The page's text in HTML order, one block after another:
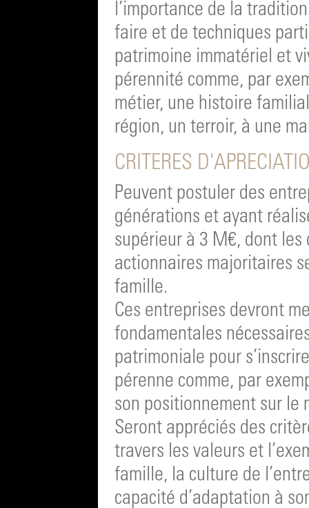
l’importance de la
faire et de techniques
patrimoine immatériel et
pérennité comme, par
métier, une histoire
région, un terroir, à une
CRITERES
Peuvent postuler des
générations et ayant
supérieur à 3 M€, dont
actionnaires majoritaires
famille.
Ces entreprises devront
fondamentales
patrimoniale pour
pérenne comme, par
son positionnement sur le
Seront appréciés des
travers les valeurs et
famille, la culture de
capacité d’adaptation à